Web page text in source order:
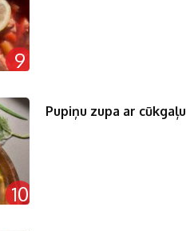
9
10
Pupiņu zupa ar cūkgaļu